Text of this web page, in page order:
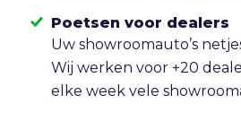
Poetsen voor dealers
Uw showroomauto’s
Wij werken voor +20
elke week vele